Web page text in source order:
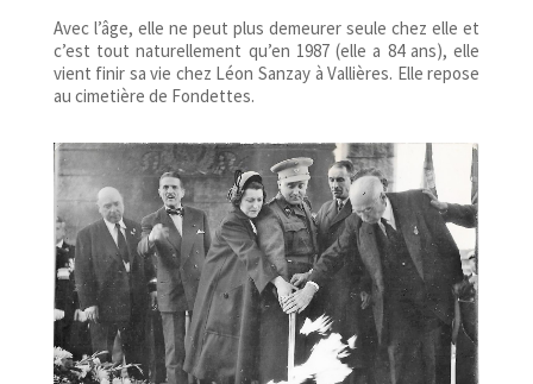
Avec l’âge, elle ne peut plus demeurer seule chez elle et
c’est tout naturellement qu’en 1987 (elle a 84 ans), elle
vient finir sa vie chez Léon Sanzay à Vallières. Elle repose
au cimetière de Fondettes.